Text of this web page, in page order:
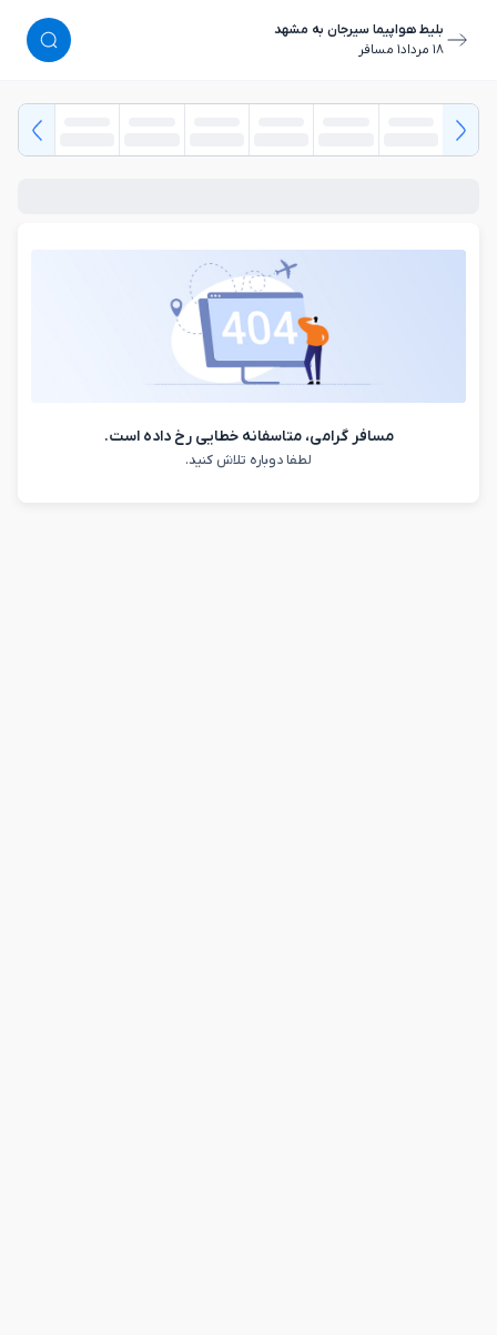
بلیط هواپیما سیرجان به مشهد
١٨ مرداد
١ مسافر
مسافر گرامی، متاسفانه خطایی رخ داده است.
لطفا دوباره تلاش کنید.